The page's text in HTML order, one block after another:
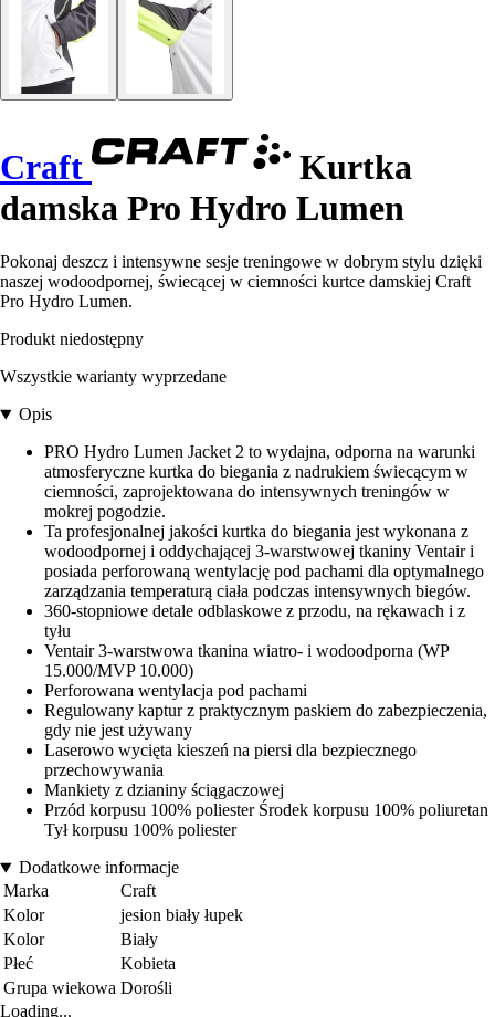
Craft
Kurtka
damska Pro Hydro Lumen
Pokonaj deszcz i intensywne sesje treningowe w dobrym stylu dzięki
naszej wodoodpornej, świecącej w ciemności kurtce damskiej Craft
Pro Hydro Lumen.
Produkt niedostępny
Wszystkie warianty wyprzedane
Opis
PRO Hydro Lumen Jacket 2 to wydajna, odporna na warunki
atmosferyczne kurtka do biegania z nadrukiem świecącym w
ciemności, zaprojektowana do intensywnych treningów w
mokrej pogodzie.
Ta profesjonalnej jakości kurtka do biegania jest wykonana z
wodoodpornej i oddychającej 3-warstwowej tkaniny Ventair i
posiada perforowaną wentylację pod pachami dla optymalnego
zarządzania temperaturą ciała podczas intensywnych biegów.
360-stopniowe detale odblaskowe z przodu, na rękawach i z
tyłu
Ventair 3-warstwowa tkanina wiatro- i wodoodporna (WP
15.000/MVP 10.000)
Perforowana wentylacja pod pachami
Regulowany kaptur z praktycznym paskiem do zabezpieczenia,
gdy nie jest używany
Laserowo wycięta kieszeń na piersi dla bezpiecznego
przechowywania
Mankiety z dzianiny ściągaczowej
Przód korpusu 100% poliester Środek korpusu 100% poliuretan
Tył korpusu 100% poliester
Dodatkowe informacje
Marka
Craft
Kolor
jesion biały łupek
Kolor
Biały
Płeć
Kobieta
Grupa wiekowa Dorośli
Loading...